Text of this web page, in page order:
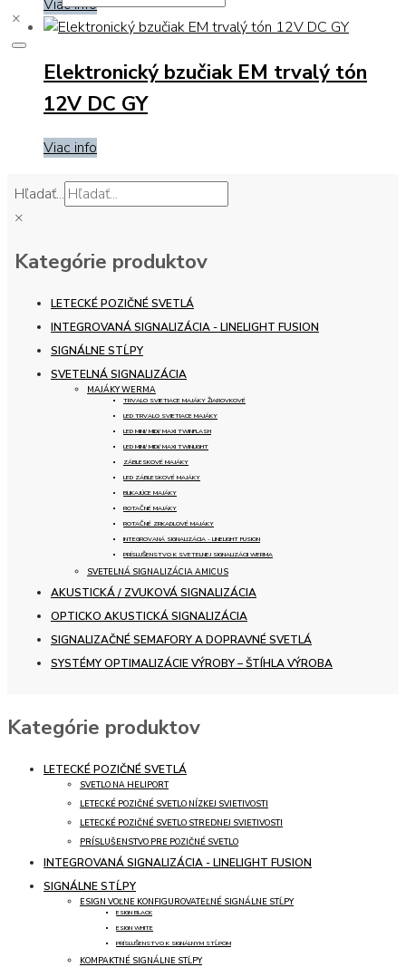
×
Viac info
Elektronický bzučiak EM trvalý tón
12V DC GY
Viac info
Hľadať...
×
Kategórie produktov
LETECKÉ POZIČNÉ SVETLÁ
INTEGROVANÁ SIGNALIZÁCIA - LINELIGHT FUSION
SIGNÁLNE STĹPY
SVETELNÁ SIGNALIZÁCIA
MAJÁKY WERMA
TRVALO SVIETIACE MAJÁKY ŽIAROVKOVÉ
LED TRVALO SVIETIACE MAJÁKY
LED MINI/ MIDI/ MAXI TWINFLASH
LED MINI/ MIDI/ MAXI TWINLIGHT
ZÁBLESKOVÉ MAJÁKY
LED ZÁBLESKOVÉ MAJÁKY
BLIKAJÚCE MAJÁKY
ROTAČNÉ MAJÁKY
ROTAČNÉ ZRKADLOVÉ MAJÁKY
INTEGROVANÁ SIGNALIZÁCIA - LINELIGHT FUSION
PRÍSLUŠENSTVO K SVETELNEJ SIGNALIZÁCII WERMA
SVETELNÁ SIGNALIZÁCIA AMICUS
AKUSTICKÁ / ZVUKOVÁ SIGNALIZÁCIA
OPTICKO AKUSTICKÁ SIGNALIZÁCIA
SIGNALIZAČNÉ SEMAFORY A DOPRAVNÉ SVETLÁ
SYSTÉMY OPTIMALIZÁCIE VÝROBY – ŠTÍHLA VÝROBA
Kategórie produktov
LETECKÉ POZIČNÉ SVETLÁ
SVETLO NA HELIPORT
LETECKÉ POZIČNÉ SVETLO NÍZKEJ SVIETIVOSTI
LETECKÉ POZIČNÉ SVETLO STREDNEJ SVIETIVOSTI
PRÍSLUŠENSTVO PRE POZIČNÉ SVETLO
INTEGROVANÁ SIGNALIZÁCIA - LINELIGHT FUSION
SIGNÁLNE STĹPY
ESIGN VOĽNE KONFIGUROVATEĽNÉ SIGNÁLNE STĹPY
ESIGN BLACK
ESIGN WHITE
PRÍSLUŠENSTVO K SIGNÁLNYM STĹPOM
KOMPAKTNÉ SIGNÁLNE STĹPY